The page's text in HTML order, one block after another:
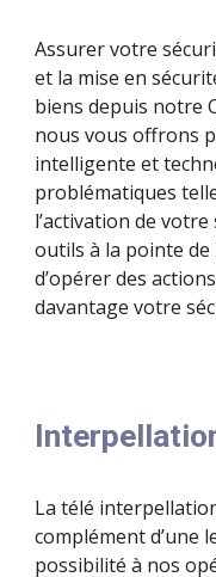
Assurer votre
et la mise en
biens depuis notre
nous vous offrons
intelligente et
problématiques
l’activation de votre
outils à la pointe
d’opérer des
davantage votre
La télé
complément d’une
possibilité à nos